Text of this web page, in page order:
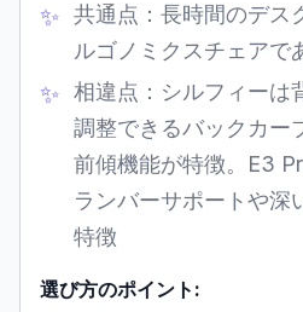
共通点：長時間のデス
ルゴノミクスチェアで
相違点：シルフィーは
調整できるバックカー
前傾機能が特徴。E3
ランバーサポートや深
特徴
選び方のポイント: